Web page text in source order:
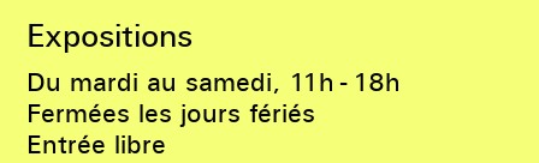
Expositions
Du mardi au samedi, 11h - 18h
Fermées les jours fériés
Entrée libre